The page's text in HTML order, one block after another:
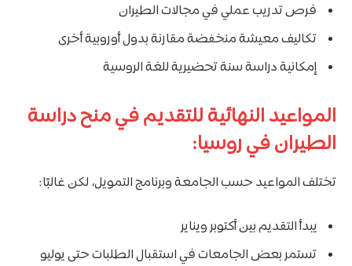
فرص تدريب عملي في مجالات الطيران
تكاليف معيشة منخفضة مقارنة بدول أوروبية أخرى
إمكانية دراسة سنة تحضيرية للغة الروسية
المواعيد النهائية للتقديم في منح دراسة
الطيران في روسيا:
تختلف المواعيد حسب الجامعة وبرنامج التمويل، لكن غالبًا:
يبدأ التقديم بين أكتوبر ويناير
تستمر بعض الجامعات في استقبال الطلبات حتى يوليو